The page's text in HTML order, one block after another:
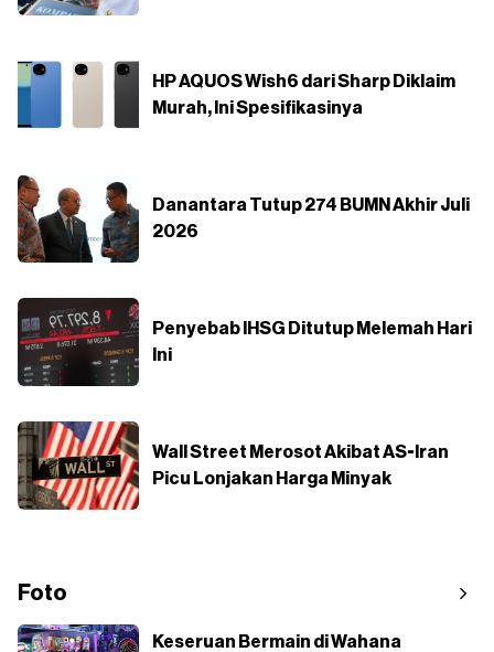
HP AQUOS Wish6 dari Sharp Diklaim
Murah, Ini Spesifikasinya
Danantara Tutup 274 BUMN Akhir Juli
2026
Penyebab IHSG Ditutup Melemah Hari
Ini
Wall Street Merosot Akibat AS-Iran
Picu Lonjakan Harga Minyak
Foto
Keseruan Bermain di Wahana